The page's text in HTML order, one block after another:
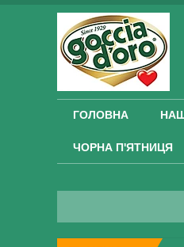
ГОЛОВНА
ЧОРНА П'ЯТНИЦЯ